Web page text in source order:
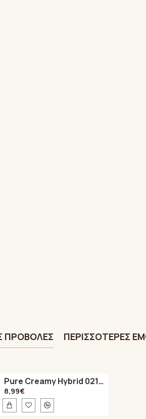
ΠΡΟΒΟΛΈΣ ΠΕΡΙΣΣΌΤΕΡΕΣ
Pure Creamy Hybrid 021 Exemplary Red 8ml
8,99€